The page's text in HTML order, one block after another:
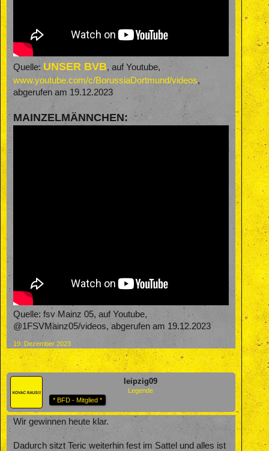
Quelle: UNSER BVB, auf Youtube,
www.youtube.com/c/BorussiaDortmund/videos,
abgerufen am 19.12.2023
MAINZELMÄNNCHEN:
Quelle: fsv Mainz 05, auf Youtube,
@1FSVMainz05/videos, abgerufen am 19.12.2023
19. Dezember 2023
leipzig09
Legende
* BFD - Mitglied *
Wir gewinnen heute klar.
Dadurch sitzt Teric weiterhin fest im Sattel und alles ist